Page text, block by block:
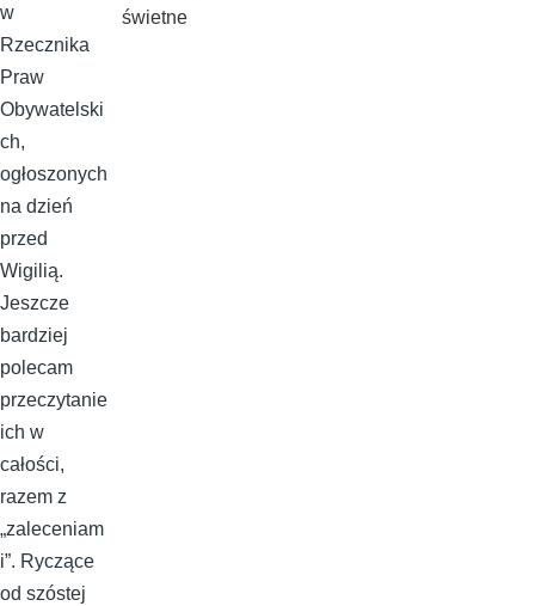
w
Rzecznika
Praw
Obywatelski
ch,
ogłoszonych
na dzień
przed
Wigilią.
Jeszcze
bardziej
polecam
przeczytanie
ich w
całości,
razem z
„zaleceniam
i”. Ryczące
od szóstej
świetne